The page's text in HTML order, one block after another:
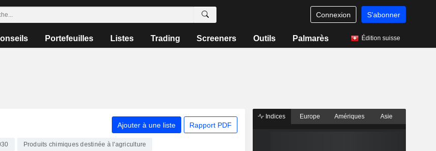
Connexion S'abonner
Portefeuilles Listes Trading Screeners Outils Palmarès Édition suisse
Ajouter à une liste Rapport PDF
Produits chimiques destinée à l'agriculture
Indices Europe Amériques Asie